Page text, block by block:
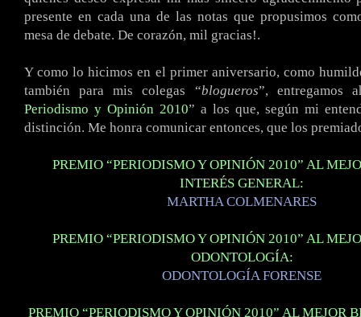
presente en cada una de las notas que propusimos
mesa de debate. De corazón, mil gracias!.
Y como lo hicimos en el primer aniversario, como
también para mis colegas “blogueros”, entregamos
Periodismo y Opinión 2010” a los que, según mi
distinción. Me honra comunicar entonces, que los
PREMIO “PERIODISMO Y OPINIÓN 2010” AL
INTERÉS GENERAL:
MARTHA COLMENARES
PREMIO “PERIODISMO Y OPINIÓN 2010” AL
ODONTOLOGÍA:
ODONTOLOGÍA FORENSE
PREMIO “PERIODISMO Y OPINIÓN 2010” AL MEJOR